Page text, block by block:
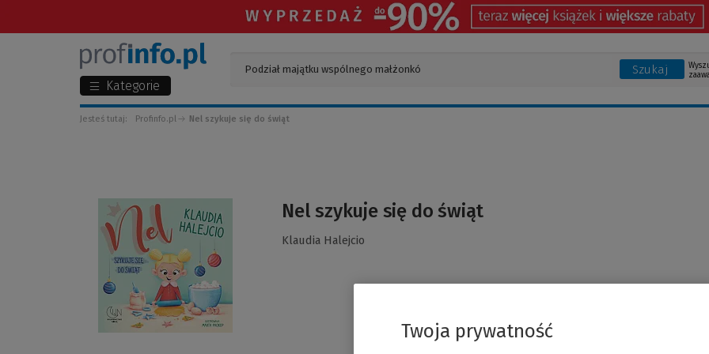
Kategorie
Szukaj
Jesteś tutaj: Profinfo.pl Nel szykuje się do świąt
Nel szykuje się do świąt
Klaudia Halejcio
Twoja prywatność